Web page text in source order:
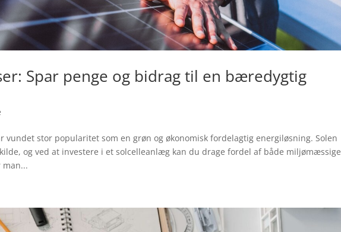
Spar penge og bidrag til en bæredygtig
vundet stor popularitet som en grøn og økonomisk fordelagtig energiløsning. Solen
og ved at investere i et solcelleanlæg kan du drage fordel af både miljømæssige
man...